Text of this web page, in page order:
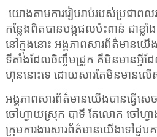
យោងតាមការរៀបរាប់របស់ប្រជាពលរ
កន្លែងពិតបានបង្កផលប៉ះពាន់ ជាខ្ល
នៅក្នុងនោះ អង្គភាពសារព័ត៌មានយ
ទីតាំងដែលចិញ្ចឹមជ្រូក គឺមិនមានអ្វីដ
ហ៊ុននោះទេ ដោយសារតែមិនមានល
អង្គភាពសារព័ត៌មានយើងបានធ្វើស
ចៅហ្វាយស្រុក បាទី តែលោក ចៅហ្វ
ក្រុមការងារសារព័ត៌មានយើងទៅជួប